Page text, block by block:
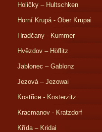
Holičky – Hultschken
Horní Krupá - Ober Krupai
Hradčany - Kummer
Hvězdov – Höflitz
Jablonec – Gablonz
Jezová – Jezowai
Kostřice - Kosterzitz
Kracmanov - Kratzdorf
Křída – Kridai